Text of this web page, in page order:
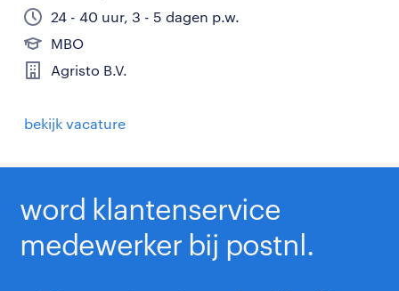
24 - 40 uur, 3 - 5 dagen p.w.
MBO
Agristo B.V.
bekijk vacature
word klantenservice
medewerker bij postnl.